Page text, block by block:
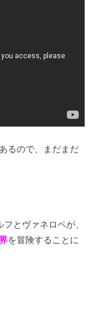
るので、まだまだ
とヴァネロペが、
を冒険することに